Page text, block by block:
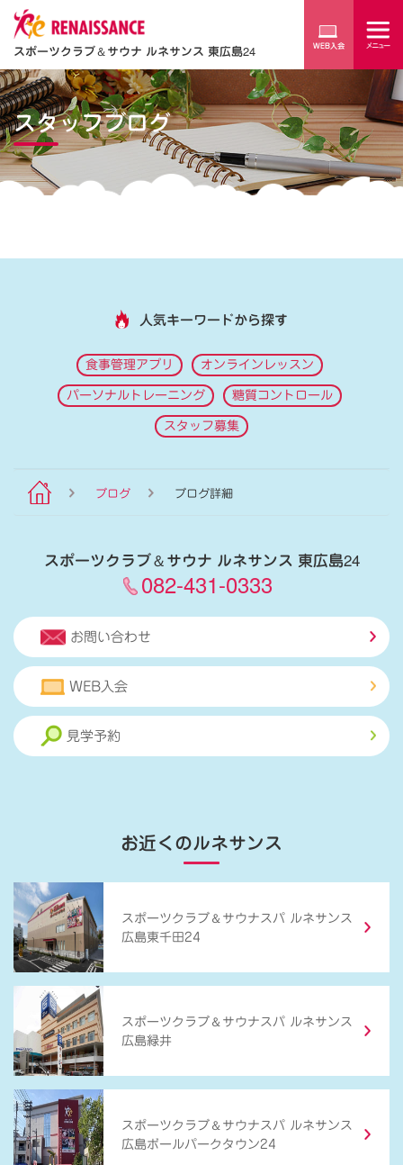
スポーツクラブ＆サウナ ルネサンス 東広島24
スタッフブログ
人気キーワードから探す
食事管理アプリ オンラインレッスン
パーソナルトレーニング 糖質コントロール
スタッフ募集
ブログ ブログ詳細
スポーツクラブ＆サウナ ルネサンス 東広島24
082-431-0333
お問い合わせ
WEB入会
見学予約
お近くのルネサンス
スポーツクラブ ＆ サウナスパ ルネサンス
広島東千田24
スポーツクラブ ＆ サウナスパ ルネサンス
広島緑井
スポーツクラブ ＆ サウナスパ ルネサンス
広島ボールパークタウン24